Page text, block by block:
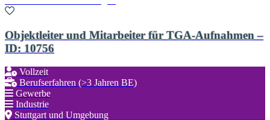
Objektleiter und Mitarbeiter für TGA-Aufnahmen –
ID: 10756
Vollzeit
Berufserfahren (>3 Jahren BE)
Gewerbe
Industrie
Stuttgart und Umgebung